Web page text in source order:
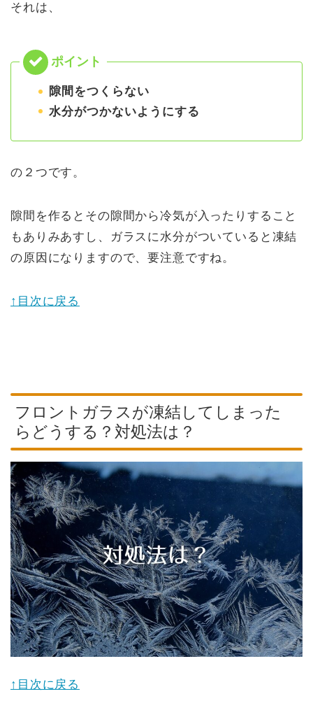
それは、
隙間をつくらない
水分がつかないようにする
の２つです。
隙間を作るとその隙間から冷気が入ったりすること
もありみあすし、ガラスに水分がついていると凍結
の原因になりますので、要注意ですね。
↑目次に戻る
フロントガラスが凍結してしまった
らどうする？対処法は？
↑目次に戻る